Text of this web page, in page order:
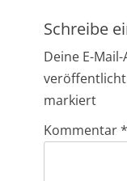
Schreibe
Deine E-
markiert
Kommentar*